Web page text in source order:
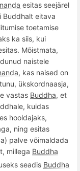
esitas seejärel
Buddhalt eitava
toetamise
ka siis, kui
Mõistmata,
naistele
, kas naised on
ükskordnaasja,
vastas Buddha, et
kuidas
hooldajaks,
ning esitas
palve võimaldada
, millega Buddha
seadis Buddha